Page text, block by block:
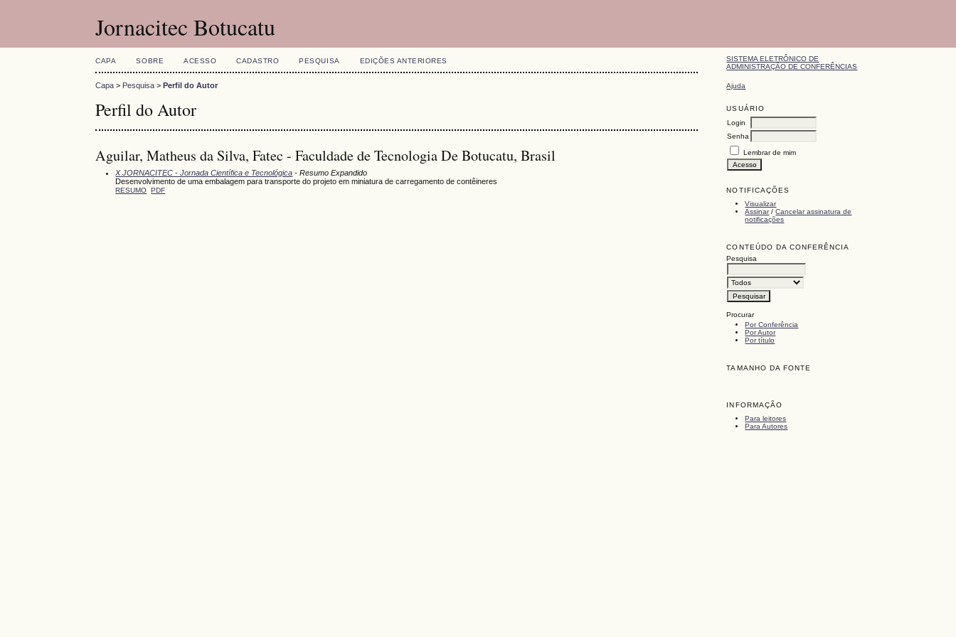
Jornacitec Botucatu
SISTEMA ELETRÔNICO DE
ADMINISTRAÇÃO DE CONFERÊNCIAS
Ajuda
USUÁRIO
Login
Senha
Lembrar de mim
NOTIFICAÇÕES
Visualizar
Assinar/Cancelar assinatura de
notificações
CONTEÚDO DA CONFERÊNCIA
Pesquisa
Procurar
Por Conferência
Por Autor
Por título
TAMANHO DA FONTE
INFORMAÇÃO
Para leitores
Para Autores
CAPA SOBRE ACESSO CADASTRO PESQUISA EDIÇÕES ANTERIORES
Capa > Pesquisa >Perfil do Autor
Perfil do Autor
Aguilar, Matheus da Silva, Fatec - Faculdade de Tecnologia De Botucatu, Brasil
X JORNACITEC - Jornada Científica e Tecnológica - Resumo Expandido
Desenvolvimento de uma embalagem para transporte do projeto em miniatura de carregamento de contêineres
RESUMO PDF